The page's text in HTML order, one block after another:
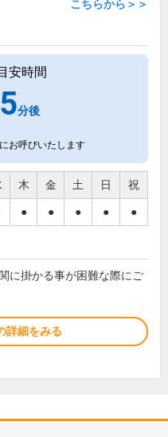
こちらから＞＞
安時間
分後
にお呼びいたします
木 金 土 日 祝
● ● ● ● ●
に掛かる事が困難な際にご
詳細をみる